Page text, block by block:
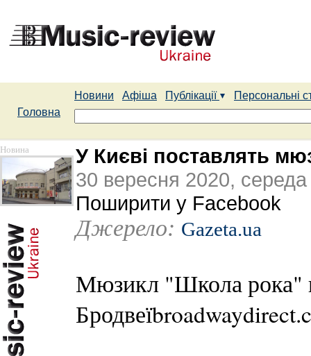
Новини Афіша Публікації
Персональні
Головна
Новина
У Києві поставлять
30 вересня 2020, середа
Поширити у Facebook
Джерело: Gazeta.ua
Мюзикл "Школа рока"